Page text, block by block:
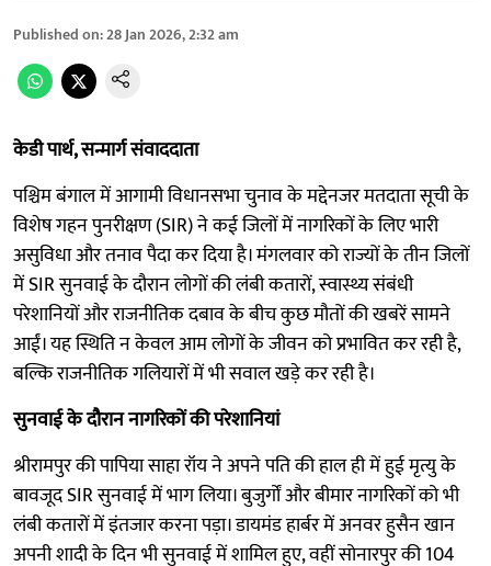
Published on:28 Jan 2026, 2:32 am
केडी पार्थ, सन्मार्ग संवाददाता
पश्चिम बंगाल में आगामी विधानसभा चुनाव के मद्देनजर मतदाता सूची के
विशेष गहन पुनरीक्षण (SIR) ने कई जिलों में नागरिकों के लिए भारी
असुविधा और तनाव पैदा कर दिया है। मंगलवार को राज्यों के तीन जिलों
में SIR सुनवाई के दौरान लोगों की लंबी कतारों, स्वास्थ्य संबंधी
परेशानियों और राजनीतिक दबाव के बीच कुछ मौतों की खबरें सामने
आईं। यह स्थिति न केवल आम लोगों के जीवन को प्रभावित कर रही है,
बल्कि राजनीतिक गलियारों में भी सवाल खड़े कर रही है।
सुनवाई के दौरान नागरिकों की परेशानियां
श्रीरामपुर की पापिया साहा रॉय ने अपने पति की हाल ही में हुई मृत्यु के
बावजूद SIR सुनवाई में भाग लिया। बुजुर्गों और बीमार नागरिकों को भी
लंबी कतारों में इंतजार करना पड़ा। डायमंड हार्बर में अनवर हुसैन खान
अपनी शादी के दिन भी सुनवाई में शामिल हुए, वहीं सोनारपुर की 104